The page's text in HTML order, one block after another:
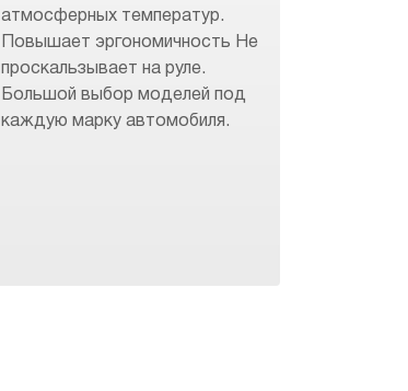
атмосферных температур.
Повышает эргономичность Не
проскальзывает на руле.
Большой выбор моделей под
каждую марку автомобиля.